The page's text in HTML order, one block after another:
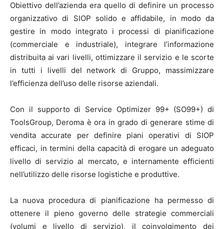
Obiettivo dell’azienda era quello di definire un processo
organizzativo di SIOP solido e affidabile, in modo da
gestire in modo integrato i processi di pianificazione
(commerciale e industriale), integrare l’informazione
distribuita ai vari livelli, ottimizzare il servizio e le scorte
in tutti i livelli del network di Gruppo, massimizzare
l’efficienza dell’uso delle risorse aziendali.
Con il supporto di Service Optimizer 99+ (SO99+) di
ToolsGroup, Deroma è ora in grado di generare stime di
vendita accurate per definire piani operativi di SIOP
efficaci, in termini della capacità di erogare un adeguato
livello di servizio al mercato, e internamente efficienti
nell’utilizzo delle risorse logistiche e produttive.
La nuova procedura di pianificazione ha permesso di
ottenere il pieno governo delle strategie commerciali
(volumi e livello di servizio), il coinvolgimento dei